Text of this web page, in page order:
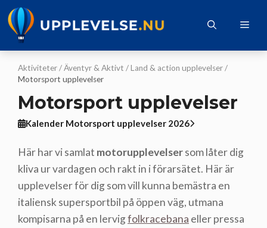
Hoppa
till
innehåll
Aktiviteter/Äventyr & Aktivt /Land & action upplevelser/
Motorsport upplevelser
Motorsport upplevelser
Kalender Motorsport upplevelser 2026
Här har vi samlat motorupplevelsersom låter dig
kliva ur vardagen och rakt in i förarsätet. Här är
upplevelser för dig som vill kunna bemästra en
italiensk supersportbil på öppen väg, utmana
kompisarna på en lervigfolkracebana eller pressa